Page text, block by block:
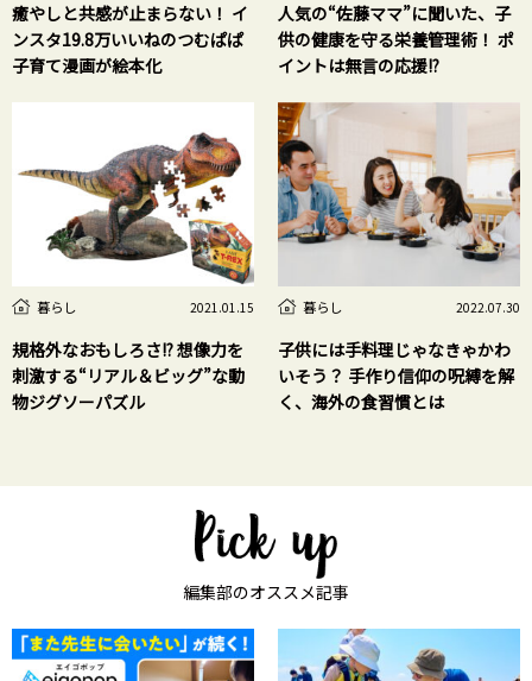
癒やしと共感が止まらない！ イ
ンスタ19.8万いいねのつむぱぱ
子育て漫画が絵本化
人気の“佐藤ママ”に聞いた、子
供の健康を守る栄養管理術！ ポ
イントは無言の応援!?
暮らし 2021.01.15
規格外なおもしろさ!? 想像力を
刺激する“リアル＆ビッグ”な動
物ジグソーパズル
暮らし 2022.07.30
子供には手料理じゃなきゃかわ
いそう？ 手作り信仰の呪縛を解
く、海外の食習慣とは
編集部のオススメ記事